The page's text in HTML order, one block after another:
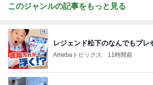
このジャンルの記事をもっと見る
レジェンド松下のなんでもプレ
Amebaトピックス 11時間前